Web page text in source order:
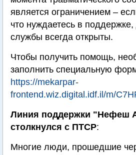
является ограничением –
что нуждаетесь в поддержке,
службы всегда открыты.
Чтобы получить помощь,
заполнить специальную
https://mekarpar-
frontend.wiz.digital.idf.il/m/
Линия поддержки "Нефеш
столкнулся с ПТСР:
Многие люди, прошедшие